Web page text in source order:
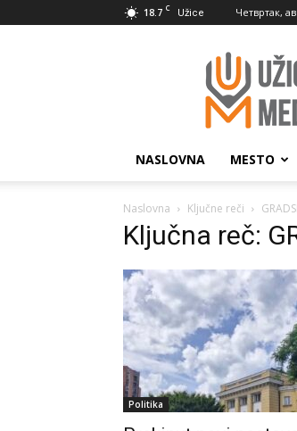
18.7 C Užice Четвртак,
NASLOVNA MESTO
Naslovna Ključne reči
Ključna reč:
Politika